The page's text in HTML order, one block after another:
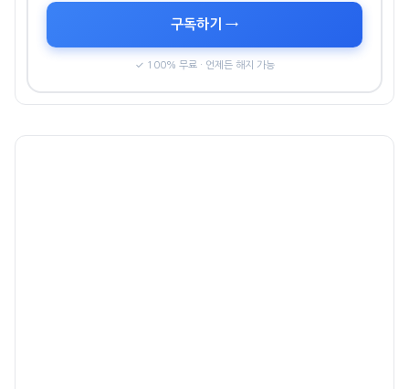
구독하기 →
✓ 100% 무료 · 언제든 해지 가능